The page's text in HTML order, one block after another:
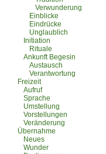
Verwunderung
Einblicke
Eindrücke
Unglaublich
Initiation
Rituale
Ankunft Begesin
Austausch
Verantwortung
Freizeit
Aufruf
Sprache
Umstellung
Vorstellungen
Veränderung
Übernahme
Neues
Wunder